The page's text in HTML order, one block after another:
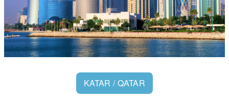
KATAR / QATAR